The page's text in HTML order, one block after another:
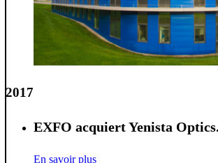
2017
EXFO acquiert Yenista Optics.
En savoir plus